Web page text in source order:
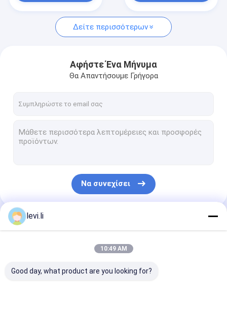
Δείτε περισσότερων
Αφήστε Ένα Μήνυμα
Θα Απαντήσουμε Γρήγορα
Να συνεχίσει
Οι Κατηγορίες Μας
levi.li
10:49 AM
Good day, what product are you looking for?